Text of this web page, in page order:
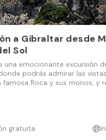
a Gibraltar desde
Sol
una emocionante excursión
podrás admirar las
famosa Roca y sus monos, y
gratuita